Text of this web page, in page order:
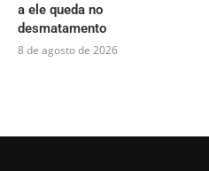
a ele queda no
desmatamento
8 de agosto de 2026